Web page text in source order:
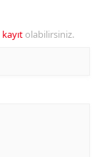
kayıt olabilirsiniz.